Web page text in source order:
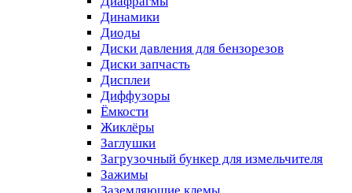
Динамики
Диоды
Диски давления для бензорезов
Диски запчасть
Дисплеи
Диффузоры
Ёмкости
Жиклёры
Заглушки
Загрузочный бункер для измельчителя
Зажимы